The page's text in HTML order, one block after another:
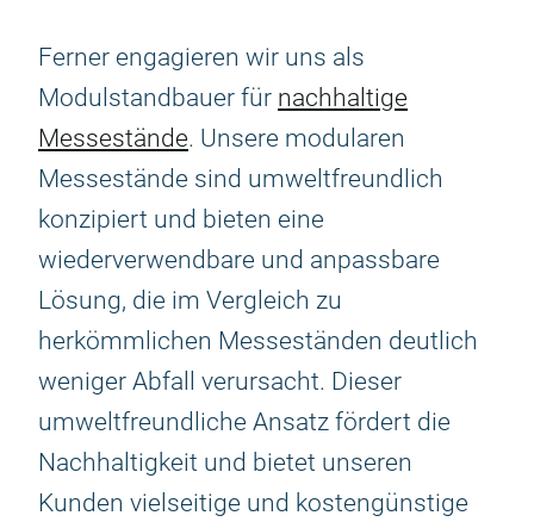
Ferner engagieren wir uns als
Modulstandbauer für nachhaltige
Messestände. Unsere modularen
Messestände sind umweltfreundlich
konzipiert und bieten eine
wiederverwendbare und anpassbare
Lösung, die im Vergleich zu
herkömmlichen Messeständen deutlich
weniger Abfall verursacht. Dieser
umweltfreundliche Ansatz fördert die
Nachhaltigkeit und bietet unseren
Kunden vielseitige und kostengünstige